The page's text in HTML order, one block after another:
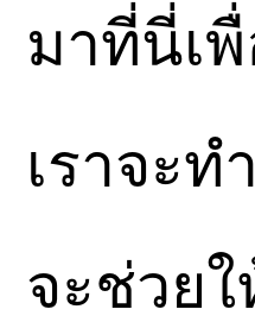
มาที่นี่เ
เราจะ
จะช่วยใ